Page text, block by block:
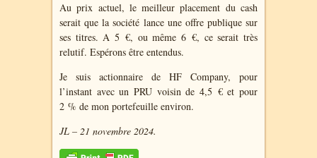
Au prix actuel, le meilleur placement du cash
serait que la société lance une offre publique sur
ses titres. A 5 €, ou même 6 €, ce serait très
relutif. Espérons être entendus.
Je suis actionnaire de HF Company, pour
l’instant avec un PRU voisin de 4,5 € et pour
2 % de mon portefeuille environ.
JL – 21 novembre 2024.